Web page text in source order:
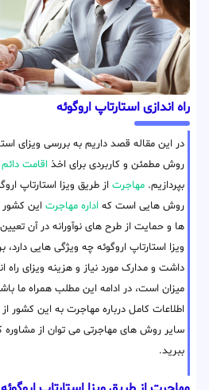
راه اندازی استارتاپ اروگوئه
روش مطمئن و کاربردی برای اخذ اقامت دائم
بپردازیم. مهاجرت از طریق ویزا استارتاپ
روش هایی است که اداره مهاجرت این
ها و حمایت از طرح های نوآورانه در آن
ویزا استارتاپ اروگوئه چه ویژگی هایی
داشت و مدارک مورد نیاز و هزینه ویزای راه
میزان است، در ادامه این مطلب همراه ما
اطلاعات کامل درباره مهاجرت به این کشور
سایر روش های مهاجرتی می توان از مشاوره
ببرید.